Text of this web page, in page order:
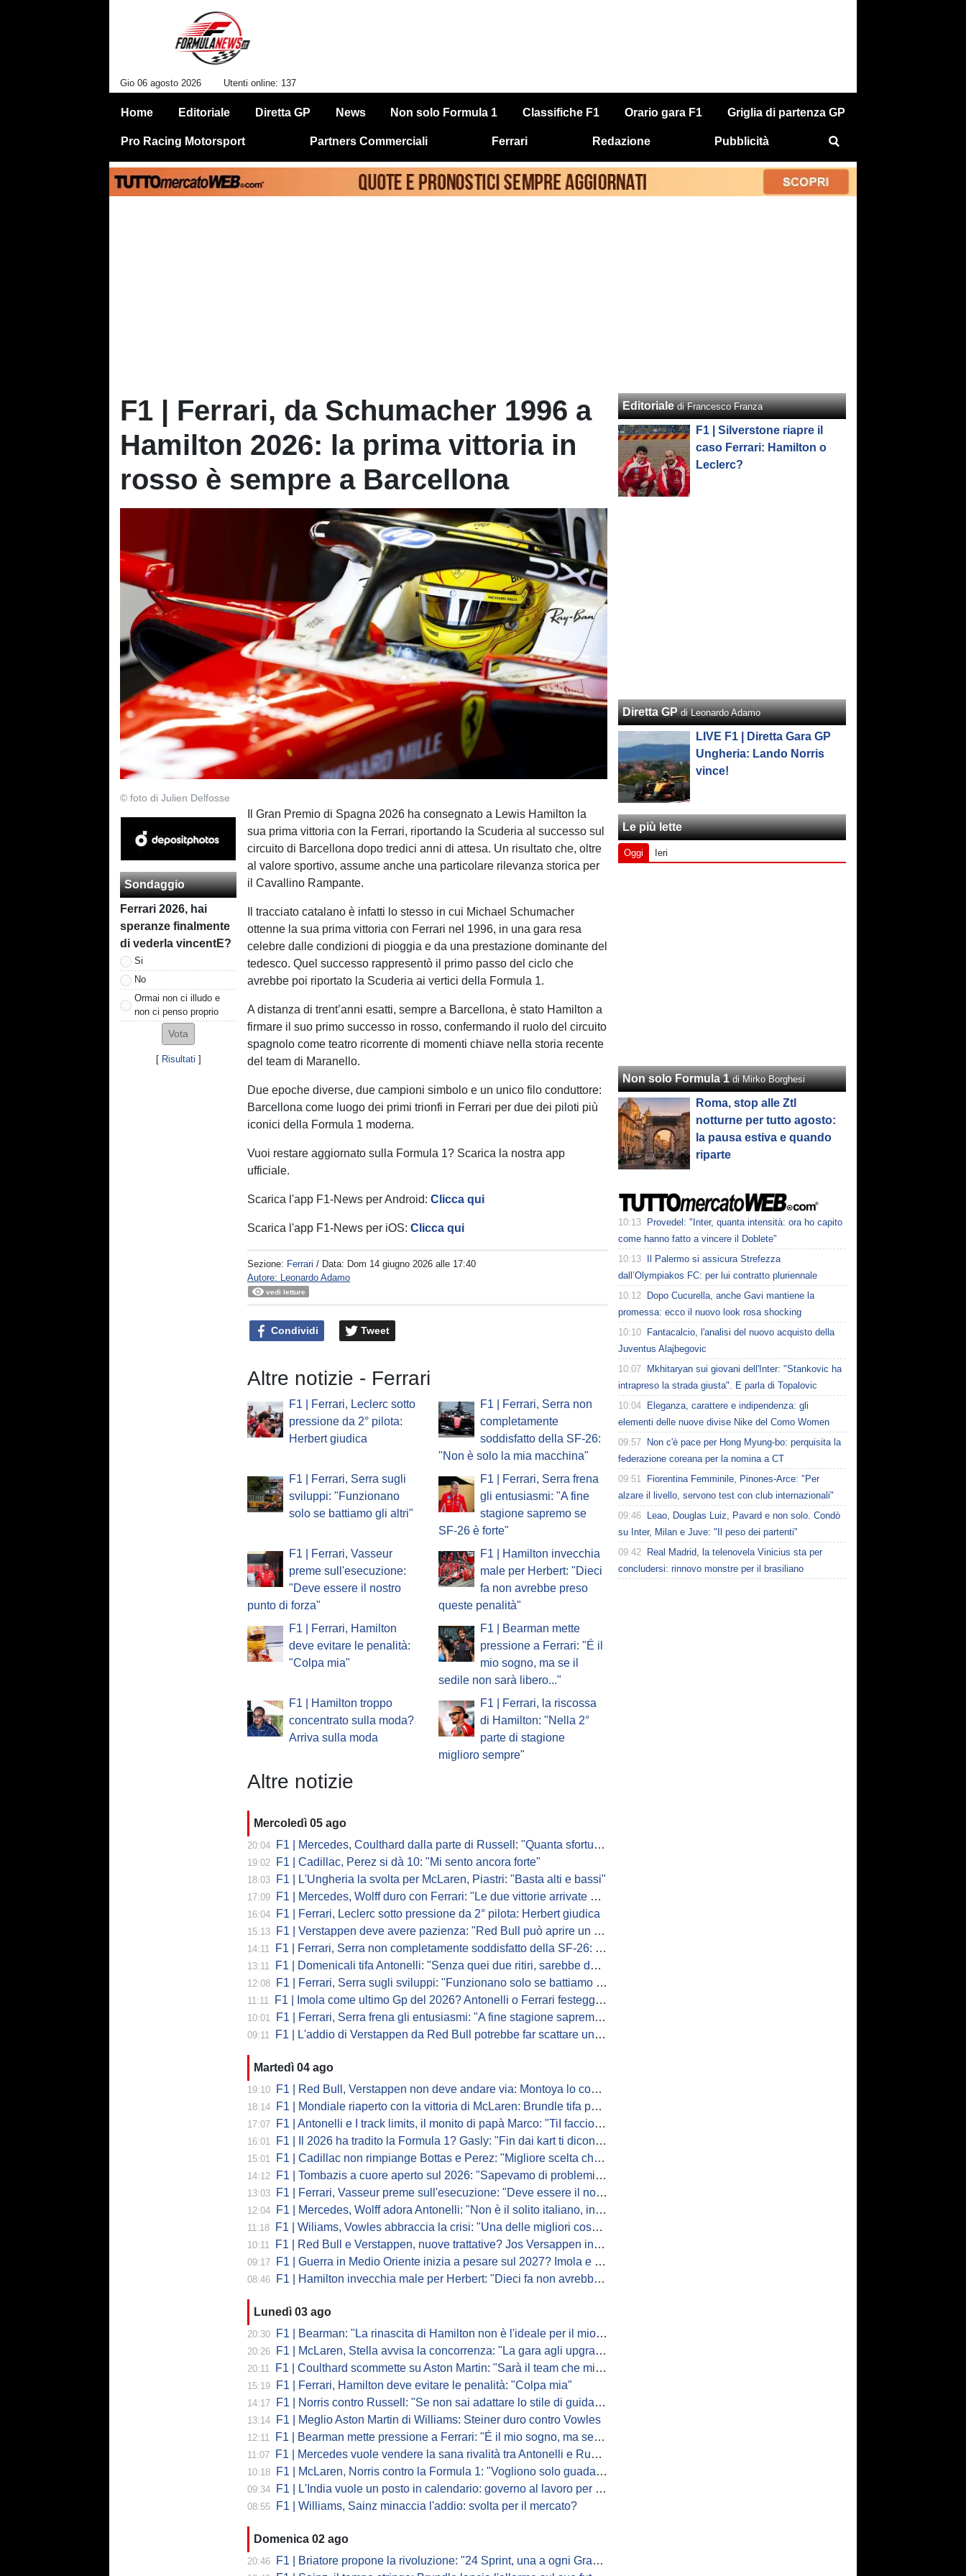
Gio 06 agosto 2026 Utenti online: 137
Home Editoriale Diretta GP News Non solo Formula 1 Classifiche F1 Orario gara F1 Griglia di partenza GP
Pro Racing Motorsport Partners Commerciali Ferrari Redazione Pubblicità
F1 | Ferrari, da Schumacher 1996 a
Hamilton 2026: la prima vittoria in
rosso è sempre a Barcellona
© foto di Julien Delfosse
Sondaggio
Ferrari 2026, hai
speranze finalmente
di vederla vincentE?
Si
No
Ormai non ci illudo e
non ci penso proprio
[ Risultati ]
Il Gran Premio di Spagna 2026 ha consegnato a Lewis Hamilton la
sua prima vittoria con la Ferrari, riportando la Scuderia al successo sul
circuito di Barcellona dopo tredici anni di attesa. Un risultato che, oltre
al valore sportivo, assume anche una particolare rilevanza storica per
il Cavallino Rampante.
Il tracciato catalano è infatti lo stesso in cui Michael Schumacher
ottenne la sua prima vittoria con Ferrari nel 1996, in una gara resa
celebre dalle condizioni di pioggia e da una prestazione dominante del
tedesco. Quel successo rappresentò il primo passo del ciclo che
avrebbe poi riportato la Scuderia ai vertici della Formula 1.
A distanza di trent’anni esatti, sempre a Barcellona, è stato Hamilton a
firmare il suo primo successo in rosso, confermando il ruolo del circuito
spagnolo come teatro ricorrente di momenti chiave nella storia recente
del team di Maranello.
Due epoche diverse, due campioni simbolo e un unico filo conduttore:
Barcellona come luogo dei primi trionfi in Ferrari per due dei piloti più
iconici della Formula 1 moderna.
Vuoi restare aggiornato sulla Formula 1? Scarica la nostra app
ufficiale.
Scarica l'app F1-News per Android:Clicca qui
Scarica l'app F1-News per iOS:Clicca qui
Sezione: Ferrari / Data: Dom 14 giugno 2026 alle 17:40
Autore: Leonardo Adamo
vedi letture
Condividi Tweet
Altre notizie - Ferrari
F1 | Ferrari, Leclerc sotto
pressione da 2° pilota:
Herbert giudica
F1 | Ferrari, Serra non
completamente
soddisfatto della SF-26:
"Non è solo la mia macchina"
F1 | Ferrari, Serra sugli
sviluppi: "Funzionano
solo se battiamo gli altri"
F1 | Ferrari, Serra frena
gli entusiasmi: "A fine
stagione sapremo se
SF-26 è forte"
F1 | Ferrari, Vasseur
preme sull'esecuzione:
"Deve essere il nostro
punto di forza"
F1 | Hamilton invecchia
male per Herbert: "Dieci
fa non avrebbe preso
queste penalità"
F1 | Ferrari, Hamilton
deve evitare le penalità:
"Colpa mia"
F1 | Bearman mette
pressione a Ferrari: "É il
mio sogno, ma se il
sedile non sarà libero..."
F1 | Hamilton troppo
concentrato sulla moda?
Arriva sulla moda
F1 | Ferrari, la riscossa
di Hamilton: "Nella 2°
parte di stagione
miglioro sempre"
Altre notizie
Mercoledì 05 ago
20:04 F1 | Mercedes, Coulthard dalla parte di Russell: "Quanta sfortuna può avere un pilota?"
19:02 F1 | Cadillac, Perez si dà 10: "Mi sento ancora forte"
18:03 F1 | L'Ungheria la svolta per McLaren, Piastri: "Basta alti e bassi"
17:09 F1 | Mercedes, Wolff duro con Ferrari: "Le due vittorie arrivate per colpa nostra
16:04 F1 | Ferrari, Leclerc sotto pressione da 2° pilota: Herbert giudica
15:13 F1 | Verstappen deve avere pazienza: "Red Bull può aprire un nuovo corso"
14:11 F1 | Ferrari, Serra non completamente soddisfatto della SF-26: "Non è solo la mia macchina"
13:11 F1 | Domenicali tifa Antonelli: "Senza quei due ritiri, sarebbe davanti di tanto"
12:08 F1 | Ferrari, Serra sugli sviluppi: "Funzionano solo se battiamo gli altri"
11:11 F1 | Imola come ultimo Gp del 2026? Antonelli o Ferrari festeggiano il titolo in casa...
10:01 F1 | Ferrari, Serra frena gli entusiasmi: "A fine stagione sapremo se SF-26 è forte"
09:11 F1 | L'addio di Verstappen da Red Bull potrebbe far scattare un domino: ne parla Fittipaldi
Martedì 04 ago
19:10 F1 | Red Bull, Verstappen non deve andare via: Montoya lo convince
18:14 F1 | Mondiale riaperto con la vittoria di McLaren: Brundle tifa papaya
17:07 F1 | Antonelli e I track limits, il monito di papà Marco: "TiI faccio fare la fine della gallina"
16:01 F1 | Il 2026 ha tradito la Formula 1? Gasly: "Fin dai kart ti dicono di non alzare il piede dal gas"
15:01 F1 | Cadillac non rimpiange Bottas e Perez: "Migliore scelta che potessimo fare"
14:12 F1 | Tombazis a cuore aperto sul 2026: "Sapevamo di problemi, ma serviva un accordo"
13:03 F1 | Ferrari, Vasseur preme sull'esecuzione: "Deve essere il nostro punto di forza"
12:04 F1 | Mercedes, Wolff adora Antonelli: "Non è il solito italiano, in bolla quando guida"
11:18 F1 | Wiliams, Vowles abbraccia la crisi: "Una delle migliori cose che potevano capitare"
10:11 F1 | Red Bull e Verstappen, nuove trattative? Jos Versappen insorge contro i giornalisti
09:17 F1 | Guerra in Medio Oriente inizia a pesare sul 2027? Imola e Barcellona osservano
08:46 F1 | Hamilton invecchia male per Herbert: "Dieci fa non avrebbe preso queste penalità"
Lunedì 03 ago
20:30 F1 | Bearman: "La rinascita di Hamilton non è l'ideale per il mio futuro in Ferrari"
20:26 F1 | McLaren, Stella avvisa la concorrenza: "La gara agli upgrade è appena iniziata"
20:11 F1 | Coulthard scommette su Aston Martin: "Sarà il team che migliorerà di più"
15:19 F1 | Ferrari, Hamilton deve evitare le penalità: "Colpa mia"
14:17 F1 | Norris contro Russell: "Se non sai adattare lo stile di guida, perdi"
13:14 F1 | Meglio Aston Martin di Williams: Steiner duro contro Vowles
12:11 F1 | Bearman mette pressione a Ferrari: "É il mio sogno, ma se il sedile non sarà libero..."
11:07 F1 | Mercedes vuole vendere la sana rivalità tra Antonelli e Russell: parla Lord
10:18 F1 | McLaren, Norris contro la Formula 1: "Vogliono solo guadagnare"
09:34 F1 | L'India vuole un posto in calendario: governo al lavoro per il 2028
08:55 F1 | Williams, Sainz minaccia l'addio: svolta per il mercato?
Domenica 02 ago
20:46 F1 | Briatore propone la rivoluzione: "24 Sprint, una a ogni Gran Premio"
Editoriale di Francesco Franza
F1 | Silverstone riapre il
caso Ferrari: Hamilton o
Leclerc?
Diretta GP di Leonardo Adamo
LIVE F1 | Diretta Gara GP
Ungheria: Lando Norris
vince!
Le più lette
Oggi Ieri
Non solo Formula 1 di Mirko Borghesi
Roma, stop alle Ztl
notturne per tutto agosto:
la pausa estiva e quando
riparte
10:13
Provedel: "Inter, quanta intensità: ora ho capito
come hanno fatto a vincere il Doblete"
10:13
Il Palermo si assicura Strefezza
dall’Olympiakos FC: per lui contratto pluriennale
10:12
Dopo Cucurella, anche Gavi mantiene la
promessa: ecco il nuovo look rosa shocking
10:10
Fantacalcio, l'analisi del nuovo acquisto della
Juventus Alajbegovic
10:07
Mkhitaryan sui giovani dell'Inter: "Stankovic ha
intrapreso la strada giusta". E parla di Topalovic
10:04
Eleganza, carattere e indipendenza: gli
elementi delle nuove divise Nike del Como Women
09:57
Non c'è pace per Hong Myung-bo: perquisita la
federazione coreana per la nomina a CT
09:51
Fiorentina Femminile, Pinones-Arce: "Per
alzare il livello, servono test con club internazionali"
09:46
Leao, Douglas Luiz, Pavard e non solo. Condò
su Inter, Milan e Juve: "Il peso dei partenti"
09:42
Real Madrid, la telenovela Vinicius sta per
concludersi: rinnovo monstre per il brasiliano